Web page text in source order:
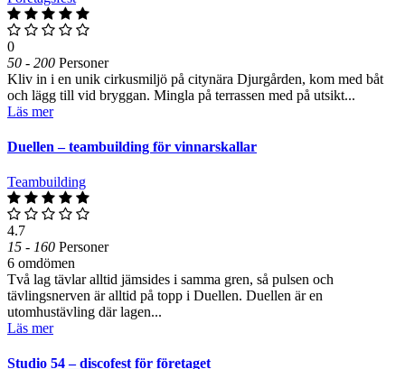
0
50 - 200 Personer
Kliv in i en unik cirkusmiljö på citynära Djurgården, kom med båt
och lägg till vid bryggan. Mingla på terrassen med på utsikt...
Läs mer
Duellen – teambuilding för vinnarskallar
Teambuilding
4.7
15 - 160 Personer
6 omdömen
Två lag tävlar alltid jämsides i samma gren, så pulsen och
tävlingsnerven är alltid på topp i Duellen. Duellen är en
utomhustävling där lagen...
Läs mer
Studio 54 – discofest för företaget